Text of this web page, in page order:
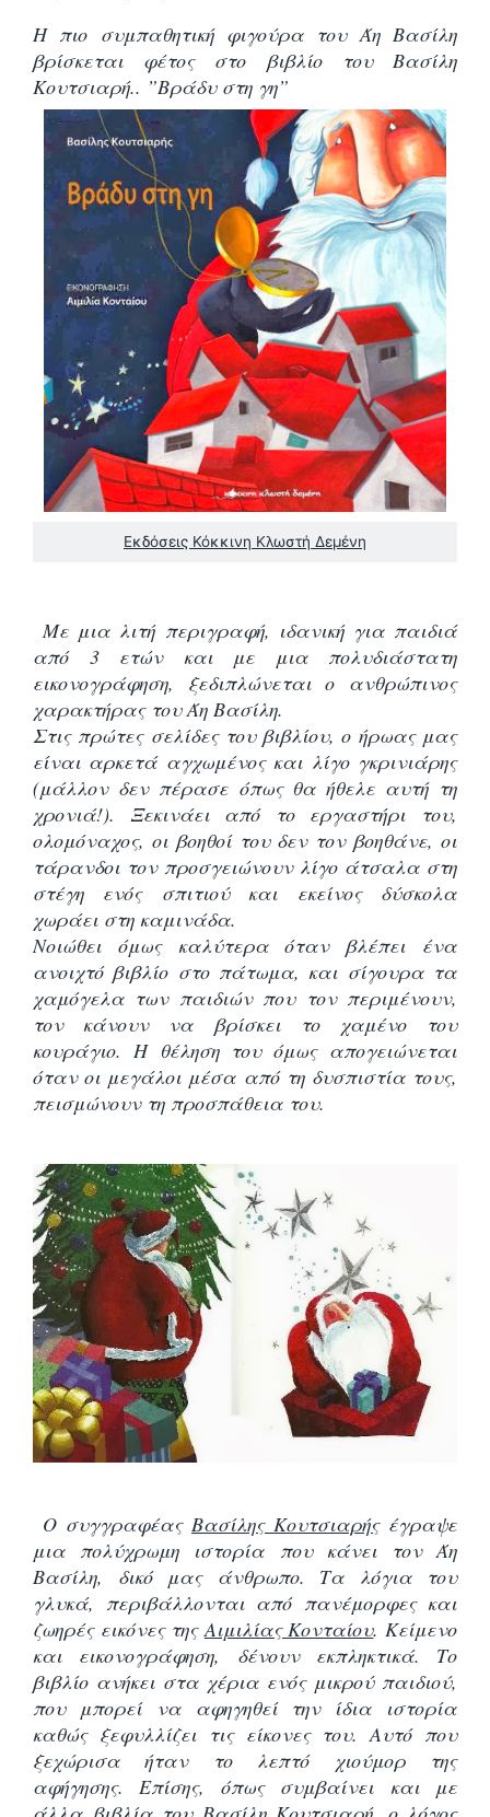
Η πιο συμπαθητική φιγούρα του Άη Βασίλη
βρίσκεται φέτος στο βιβλίο του Βασίλη
Κουτσιαρή.. ”Βράδυ στη γη”
Εκδόσεις Κόκκινη Κλωστή Δεμένη
Με μια λιτή περιγραφή, ιδανική για παιδιά
από 3 ετών και με μια πολυδιάστατη
εικονογράφηση, ξεδιπλώνεται ο ανθρώπινος
χαρακτήρας του Άη Βασίλη.
Στις πρώτες σελίδες του βιβλίου, ο ήρωας μας
είναι αρκετά αγχωμένος και λίγο γκρινιάρης
(μάλλον δεν πέρασε όπως θα ήθελε αυτή τη
χρονιά!). Ξεκινάει από το εργαστήρι του,
ολομόναχος, οι βοηθοί του δεν τον βοηθάνε, οι
τάρανδοι τον προσγειώνουν λίγο άτσαλα στη
στέγη ενός σπιτιού και εκείνος δύσκολα
χωράει στη καμινάδα.
Νοιώθει όμως καλύτερα όταν βλέπει ένα
ανοιχτό βιβλίο στο πάτωμα, και σίγουρα τα
χαμόγελα των παιδιών που τον περιμένουν,
τον κάνουν να βρίσκει το χαμένο του
κουράγιο. Η θέληση του όμως απογειώνεται
όταν οι μεγάλοι μέσα από τη δυσπιστία τους,
πεισμώνουν τη προσπάθεια του.
Ο συγγραφέας Βασίλης Κουτσιαρής έγραψε
μια πολύχρωμη ιστορία που κάνει τον Άη
Βασίλη, δικό μας άνθρωπο. Τα λόγια του
γλυκά, περιβάλλονται από πανέμορφες και
ζωηρές εικόνες τηςΑιμιλίας Κονταίου. Κείμενο
και εικονογράφηση, δένουν εκπληκτικά. Το
βιβλίο ανήκει στα χέρια ενός μικρού παιδιού,
που μπορεί να αφηγηθεί την ίδια ιστορία
καθώς ξεφυλλίζει τις είκονες του. Αυτό που
ξεχώρισα ήταν το λεπτό χιούμορ της
αφήγησης. Επίσης, όπως συμβαίνει και με